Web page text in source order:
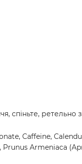
спіньте, ретельно
Caffeine,
Armeniaca